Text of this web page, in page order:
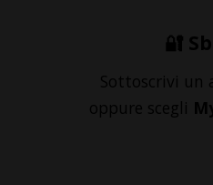
🔐
Sottoscrivi un
oppure scegli